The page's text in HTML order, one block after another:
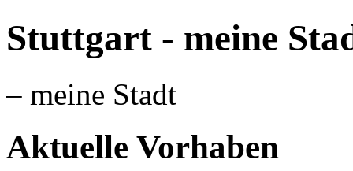
Stuttgart - meine
– meine Stadt
Aktuelle Vorhaben